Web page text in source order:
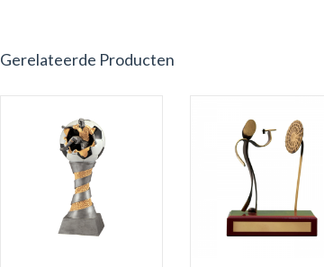
Gerelateerde Producten